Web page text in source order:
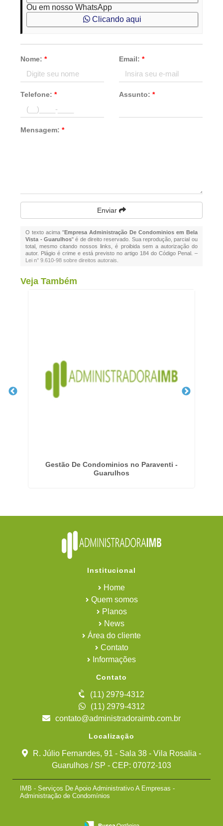
Ou em nosso WhatsApp
Clicando aqui
Nome:* Email: *
Telefone:* Assunto: *
Mensagem:*
Enviar
O texto acima "Empresa Administração De Condominios em Bela
Vista - Guarulhos" é de direito reservado. Sua reprodução, parcial ou
total, mesmo citando nossos links, é proibida sem a autorização do
autor. Plágio é crime e está previsto no artigo 184 do Código Penal. –
Lei n° 9.610-98 sobre direitos autorais
Veja Também
Gestão De Condominios no Paraventi -
Guarulhos
Institucional
Home
Quem somos
Planos
News
Área do cliente
Contato
Informações
Contato
(11) 2979-4312
(11) 2979-4312
contato@administradoraimb.com.br
Localização
R. Júlio Fernandes, 91 - Sala 38 - Vila Rosalia -
Guarulhos / SP - CEP: 07072-103
IMB - Serviços De Apoio Administrativo A Empresas -
Administração de Condomínios